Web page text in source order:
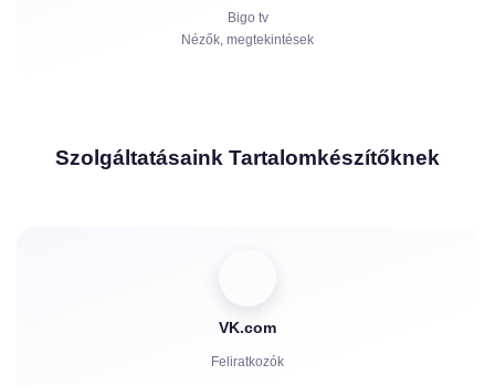
Bigo tv
Nézők, megtekintések
Szolgáltatásaink Tartalomkészítőknek
VK.com
Feliratkozók